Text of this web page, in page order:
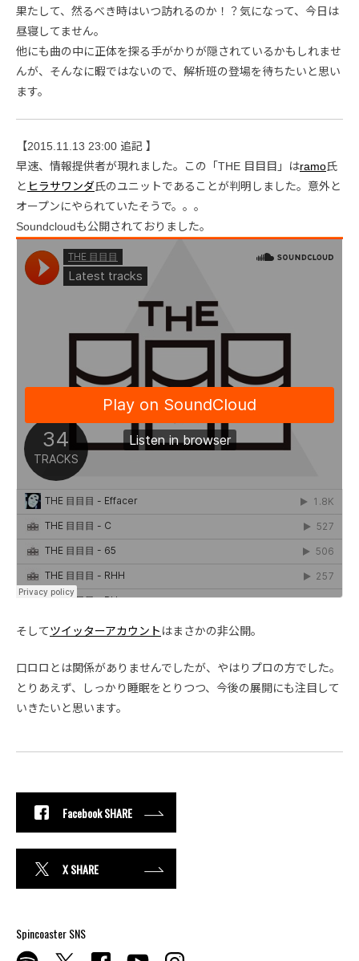
果たして、然るべき時はいつ訪れるのか！？気になって、今日は
昼寝してません。
他にも曲の中に正体を探る手がかりが隠されているかもしれませ
んが、そんなに暇ではないので、解析班の登場を待ちたいと思い
ます。
【2015.11.13 23:00 追記 】
早速、情報提供者が現れました。この「THE 目目目」はramo氏
と ヒラサワンダ氏のユニットであることが判明しました。意外と
オープンにやられていたそうで。。。
Soundcloudも公開されておりました。
そしてツイッターアカウント はまさかの非公開。
口ロロとは関係がありませんでしたが、やはりプロの方でした。
とりあえず、しっかり睡眠をとりつつ、今後の展開にも注目して
いきたいと思います。
Facebook SHARE
X SHARE
Spincoaster SNS